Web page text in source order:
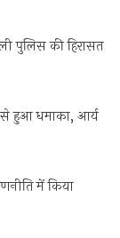
पुलिस की हिरासत
से हुआ धमाका, आर्य
में किया